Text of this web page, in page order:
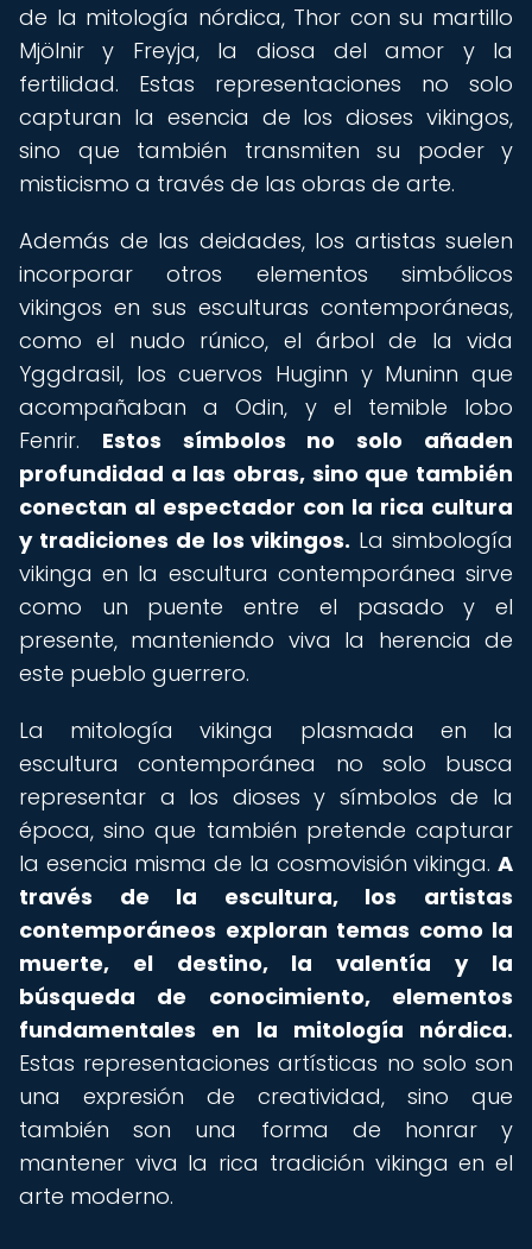
de la mitología nórdica, Thor con su martillo
Mjölnir y Freyja, la diosa del amor y la
fertilidad. Estas representaciones no solo
capturan la esencia de los dioses vikingos,
sino que también transmiten su poder y
misticismo a través de las obras de arte.
Además de las deidades, los artistas suelen
incorporar otros elementos simbólicos
vikingos en sus esculturas contemporáneas,
como el nudo rúnico, el árbol de la vida
Yggdrasil, los cuervos Huginn y Muninn que
acompañaban a Odin, y el temible lobo
Fenrir. Estos símbolos no solo añaden
profundidad a las obras, sino que también
conectan al espectador con la rica cultura
y tradiciones de los vikingos. La simbología
vikinga en la escultura contemporánea sirve
como un puente entre el pasado y el
presente, manteniendo viva la herencia de
este pueblo guerrero.
La mitología vikinga plasmada en la
escultura contemporánea no solo busca
representar a los dioses y símbolos de la
época, sino que también pretende capturar
la esencia misma de la cosmovisión vikinga. A
través de la escultura, los artistas
contemporáneos exploran temas como la
muerte, el destino, la valentía y la
búsqueda de conocimiento, elementos
fundamentales en la mitología nórdica.
Estas representaciones artísticas no solo son
una expresión de creatividad, sino que
también son una forma de honrar y
mantener viva la rica tradición vikinga en el
arte moderno.